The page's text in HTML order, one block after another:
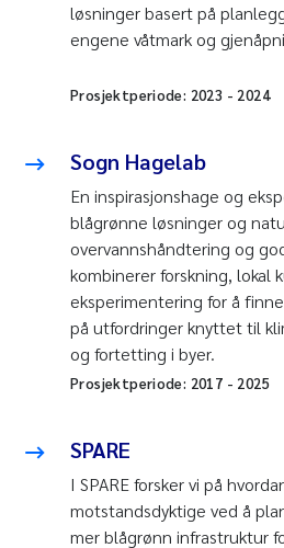
løsninger basert på
engene våtmark og
Prosjektperiode: 2023 - 2024
Sogn Hagelab
En inspirasjonshage og
blågrønne løsninger og
overvannshåndtering og
kombinerer forskning, lokal
eksperimentering for å
på utfordringer knyttet til
og fortetting i byer.
Prosjektperiode: 2017 - 2025
SPARE
I SPARE forsker vi på
motstandsdyktige ved å
mer blågrønn infrastruktur